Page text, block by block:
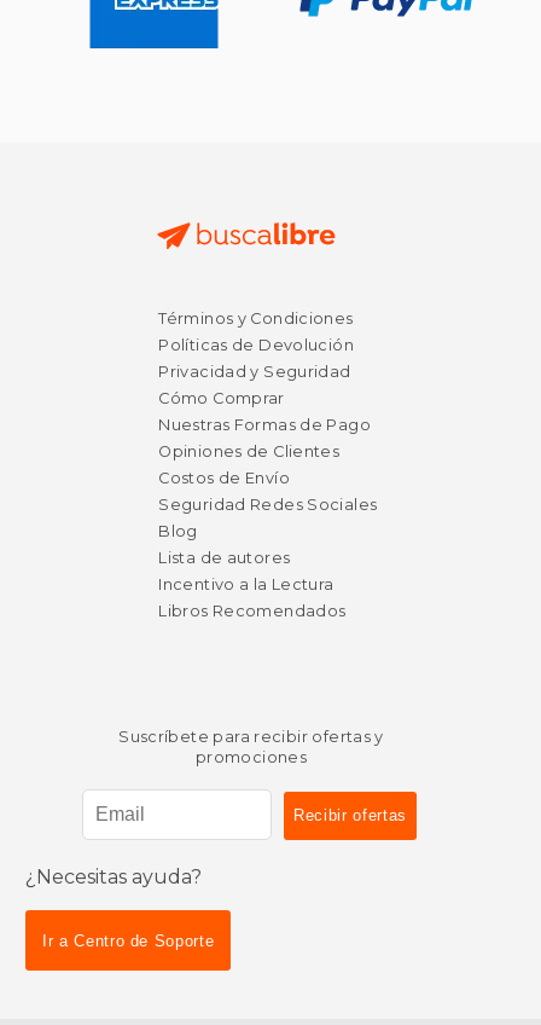
Términos y Condiciones
Políticas de Devolución
Privacidad y Seguridad
Cómo Comprar
Nuestras Formas de Pago
Opiniones de Clientes
Costos de Envío
Seguridad Redes Sociales
Blog
Lista de autores
Incentivo a la Lectura
Libros Recomendados
Suscríbete para recibir ofertas y
promociones
¿Necesitas ayuda?
Ir a Centro de Soporte